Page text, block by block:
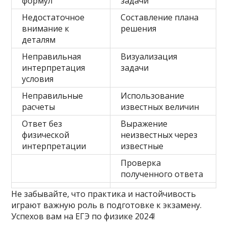
Недостаточное
внимание к
деталям
Составление плана
решения
Неправильная
интерпретация
условия
Визуализация
задачи
Неправильные
расчеты
Использование
известных величин
Ответ без
физической
интерпретации
Выражение
неизвестных через
известные
Проверка
полученного ответа
Не забывайте, что практика и настойчивость
играют важную роль в подготовке к экзамену.
Успехов вам на ЕГЭ по физике 2024!